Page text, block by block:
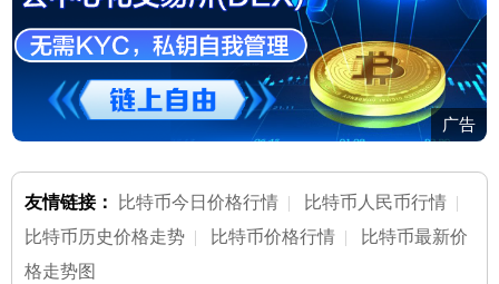
广告
友情链接： 比特币今日价格行情 | 比特币人民币行情 |
比特币历史价格走势 | 比特币价格行情 | 比特币最新价
格走势图